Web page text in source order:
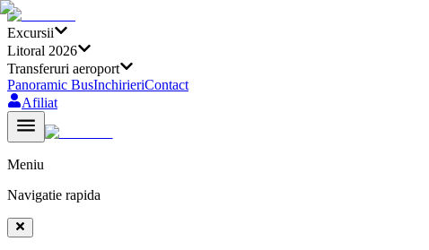
Excursii
Litoral 2026
Transferuri aeroport
Panoramic BusInchirieriContact
Afiliat
Meniu
Navigatie rapida